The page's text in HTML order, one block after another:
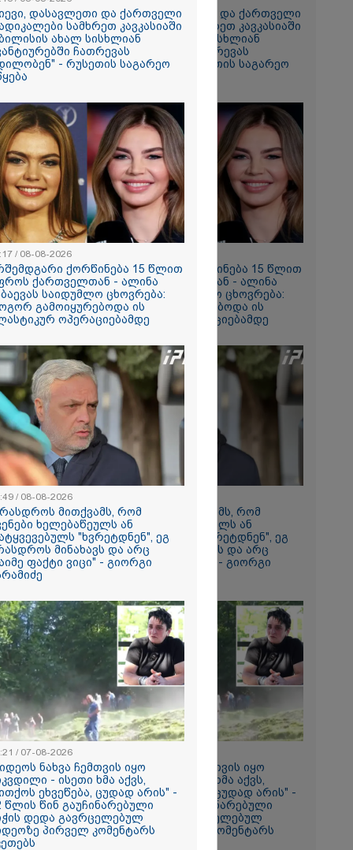
ვარ..
ქართულ
ბიჭი
როგორ
და
ფარული
აქამდე
- რა
შემდეგ,
ყველას
უმძიმესი
ვალია,
ვიღებთ
- რას წერს
1641.00
"კიევი, დასავლეთი და ქართველი
რადიკალები სამხრეთ კავკასიაში
თბილისის ახალ სისხლიან
ავანტიურებში ჩათრევას
ცდილობენ" - რუსეთის საგარეო
არშემდგარი ქორწინება 15 წლით
უფროს ქართველთან - ალინა
კაბაევას საიდუმლო ცხოვრება:
როგორ გამოიყურებოდა ის
პლასტიკურ ოპერაციებამდე
"არასდროს მითქვამს, რომ
ჩვენები ხელებაწეულს ან
დატყვევებულს "ხვრეტდნენ", ეგ
არასდროს მინახავს და არც
რაიმე ფაქტი ვიცი" - გიორგი
"ვიდეოს ნახვა ჩემთვის იყო
სიკვდილი - ისეთი ხმა აქვს,
თითქოს ეხვეწება, ცუდად არის" -
12 წლის წინ გაუჩინარებული
ბიჭის დედა გავრცელებულ
ვიდეოზე პირველ კომენტარს
დასავლეთი და ქართველი
სამხრეთ კავკასიაში
ახალ სისხლიან
ჩათრევას
- რუსეთის საგარეო
/ 08-08-2026
ქორწინება 15 წლით
ქართველთან - ალინა
საიდუმლო ცხოვრება:
გამოიყურებოდა ის
ოპერაციებამდე
/ 08-08-2026
მითქვამს, რომ
ხელებაწეულს ან
"ხვრეტდნენ", ეგ
მინახავს და არც
ფაქტი ვიცი" - გიორგი
/ 07-08-2026
ნახვა ჩემთვის იყო
- ისეთი ხმა აქვს,
ეხვეწება, ცუდად არის" -
წლის წინ გაუჩინარებული
დედა გავრცელებულ
პირველ კომენტარს